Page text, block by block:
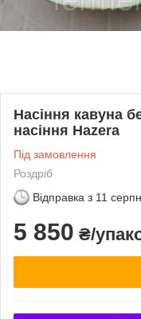
Насіння кавуна
насіння Hazera
Під замовлення
Роздріб
Відправка з 11
5 850 ₴/